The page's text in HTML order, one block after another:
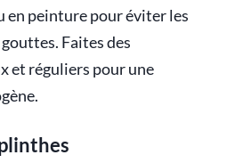
en peinture pour éviter les
Faites des
et réguliers pour une